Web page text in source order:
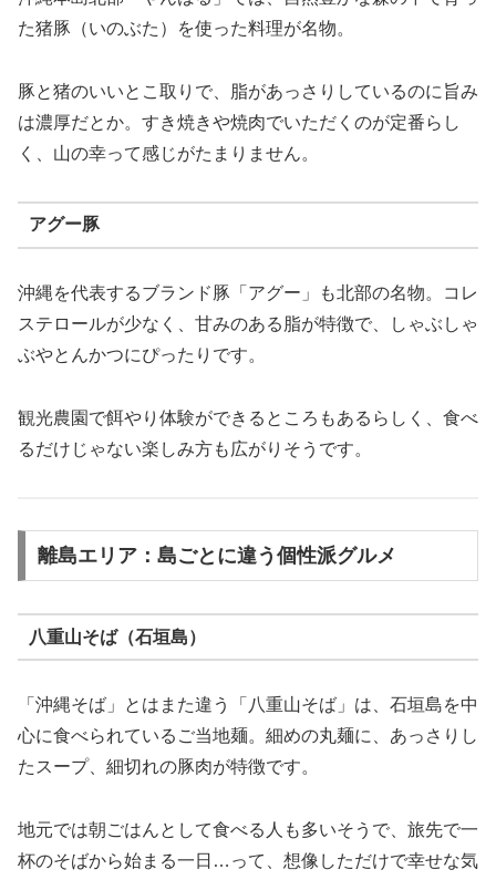
た猪豚（いのぶた）を使った料理が名物。
豚と猪のいいとこ取りで、脂があっさりしているのに旨み
は濃厚だとか。すき焼きや焼肉でいただくのが定番らし
く、山の幸って感じがたまりません。
アグー豚
沖縄を代表するブランド豚「アグー」も北部の名物。コレ
ステロールが少なく、甘みのある脂が特徴で、しゃぶしゃ
ぶやとんかつにぴったりです。
観光農園で餌やり体験ができるところもあるらしく、食べ
るだけじゃない楽しみ方も広がりそうです。
離島エリア：島ごとに違う個性派グルメ
八重山そば（石垣島）
「沖縄そば」とはまた違う「八重山そば」は、石垣島を中
心に食べられているご当地麺。細めの丸麺に、あっさりし
たスープ、細切れの豚肉が特徴です。
地元では朝ごはんとして食べる人も多いそうで、旅先で一
杯のそばから始まる一日…って、想像しただけで幸せな気